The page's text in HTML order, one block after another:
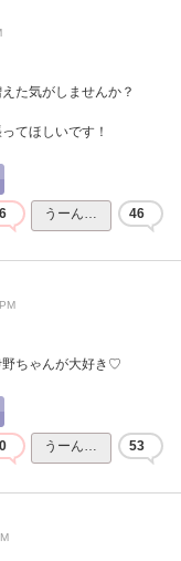
た気がしませんか？
てほしいです！
うーん… 46
ちゃんが大好き♡
うーん… 53